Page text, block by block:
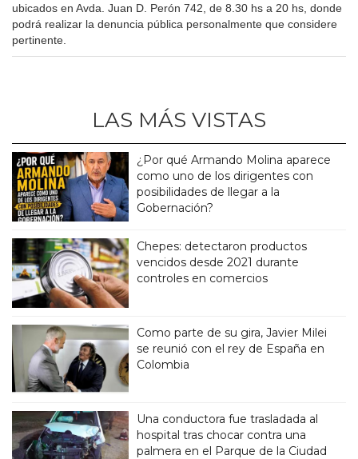
ubicados en Avda. Juan D. Perón 742, de 8.30 hs a 20 hs, donde
podrá realizar la denuncia pública personalmente que considere
pertinente.
LAS MÁS VISTAS
¿Por qué Armando Molina aparece
como uno de los dirigentes con
posibilidades de llegar a la
Gobernación?
Chepes: detectaron productos
vencidos desde 2021 durante
controles en comercios
Como parte de su gira, Javier Milei
se reunió con el rey de España en
Colombia
Una conductora fue trasladada al
hospital tras chocar contra una
palmera en el Parque de la Ciudad